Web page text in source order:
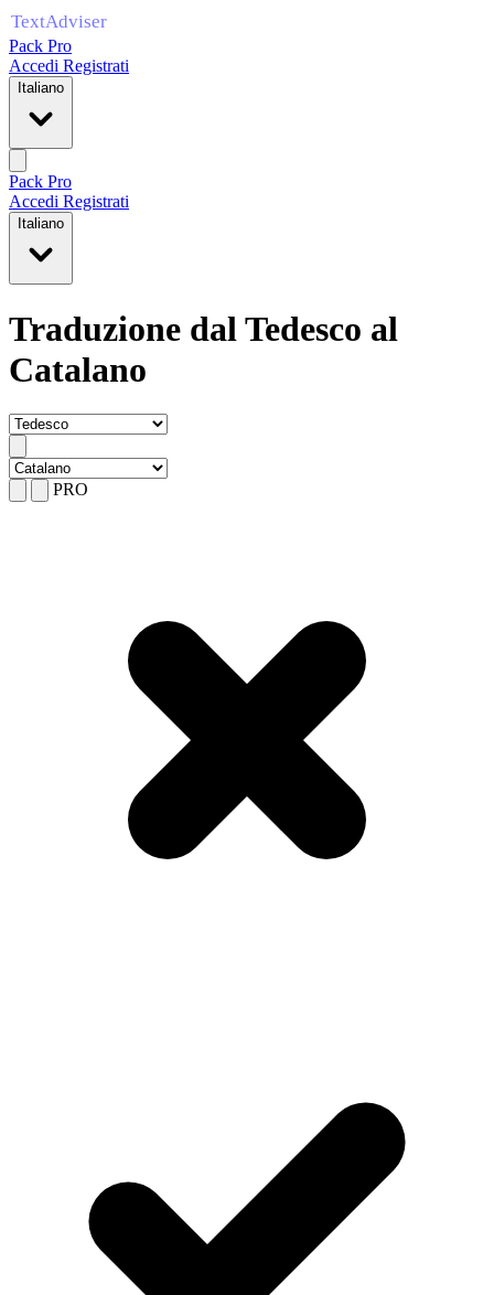
Pack Pro
Accedi Registrati
Italiano
Pack Pro
Accedi Registrati
Italiano
Traduzione dal Tedesco al
Catalano
PRO